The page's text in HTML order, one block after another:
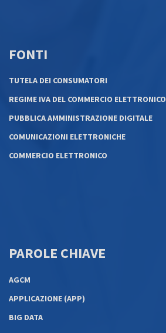
FONTI
TUTELA DEI CONSUMATORI
REGIME IVA DEL COMMERCIO ELETTRONICO
PUBBLICA AMMINISTRAZIONE DIGITALE
COMUNICAZIONI ELETTRONICHE
COMMERCIO ELETTRONICO
PAROLE CHIAVE
AGCM
APPLICAZIONE (APP)
BIG DATA